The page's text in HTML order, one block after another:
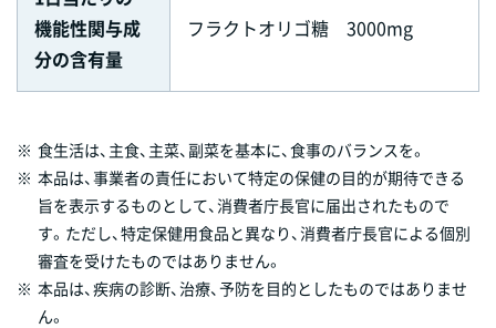
機能性関与成
分の含有量
フラクトオリゴ糖 3000mg
※ 食生活は、主食、主菜、副菜を基本に、食事のバランスを。
※ 本品は、事業者の責任において特定の保健の目的が期待できる
旨を表示するものとして、消費者庁長官に届出されたもので
す。ただし、特定保健用食品と異なり、消費者庁長官による個別
審査を受けたものではありません。
※ 本品は、疾病の診断、治療、予防を目的としたものではありませ
ん。